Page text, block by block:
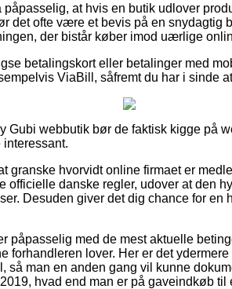
at hvis en butik udlover
det ofte være et bevis på en snydagtig
der bistår køber imod uærlige
betalingskort eller betalinger med
ViaBill, såfremt du har i sinde
Gubi webbutik bør de faktisk kigge på
interessant.
granske hvorvidt online firmaet er
officielle danske regler, udover at den
Desuden giver det dig chance for
påpasselig med de mest aktuelle
forhandleren lover. Her er det
så man en anden gang vil kunne
hvad end man er på gaveindkøb til